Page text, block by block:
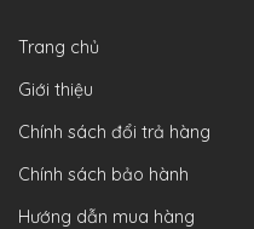
Trang chủ
Giới thiệu
Chính sách đổi trả hàng
Chính sách bảo hành
Hướng dẫn mua hàng